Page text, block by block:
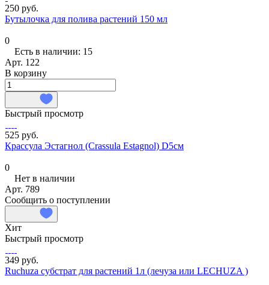
250 руб.
Бутылочка для полива растений 150 мл
0
Есть в наличии: 15
Арт. 122
В корзину
Быстрый просмотр
525 руб.
Крассула Эстагнол (Crassula Estagnol) D5см
0
Нет в наличии
Арт. 789
Сообщить о поступлении
Хит
Быстрый просмотр
349 руб.
Ruchuza субстрат для растений 1л (лечуза или LECHUZA )